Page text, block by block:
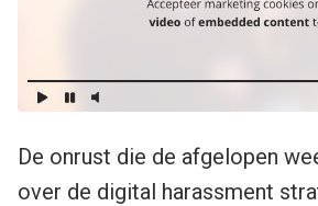
De onrust die de afgelopen
over de digital harassment